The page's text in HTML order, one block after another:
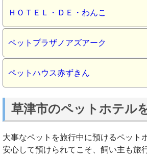
ＨＯＴＥＬ・ＤＥ・わんこ
ペットプラザノアズアーク
ペットハウス赤ずきん
草津市のペットホテル
大事なペットを旅行中に預けるペット
安心して預けられてこそ、飼い主も旅